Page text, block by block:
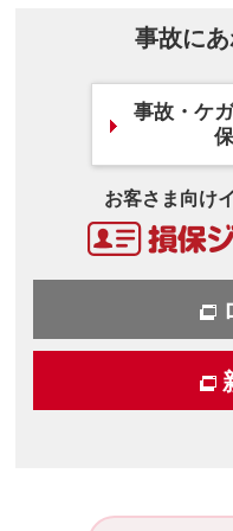
事故に
事故・ケ
お客さま向け